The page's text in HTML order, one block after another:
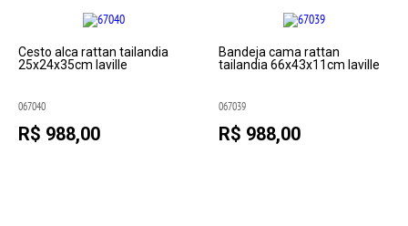
Cesto alca rattan tailandia
25x24x35cm laville
067040
R$ 988,00
Bandeja cama rattan
tailandia 66x43x11cm laville
067039
R$ 988,00